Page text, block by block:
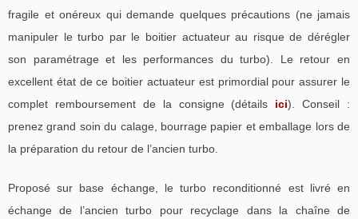
fragile et onéreux qui demande quelques précautions (ne jamais
manipuler le turbo par le boitier actuateur au risque de dérégler
son paramétrage et les performances du turbo). Le retour en
excellent état de ce boitier actuateur est primordial pour assurer le
complet remboursement de la consigne (détails ici). Conseil :
prenez grand soin du calage, bourrage papier et emballage lors de
la préparation du retour de l’ancien turbo.
Proposé sur base échange, le turbo reconditionné est livré en
échange de l’ancien turbo pour recyclage dans la chaîne de